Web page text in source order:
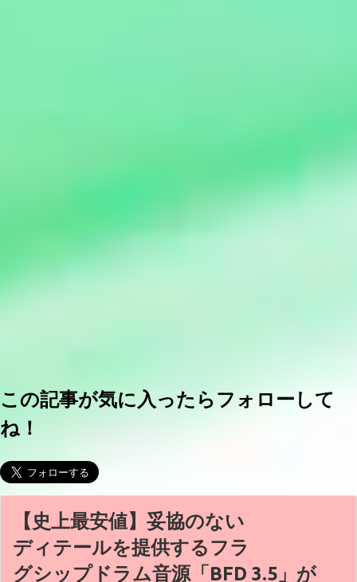
この記事が気に入ったらフォローして
ね！
【史上最安値】妥協のない
ディテールを提供するフラ
グシップドラム音源「BFD 3.5」が